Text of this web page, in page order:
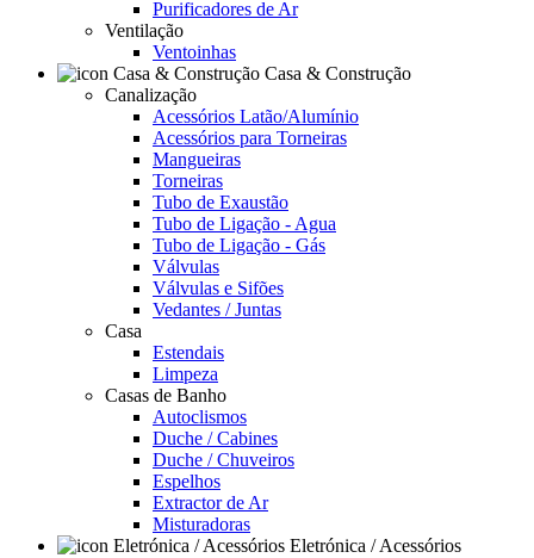
Purificadores de Ar
Ventilação
Ventoinhas
Casa & Construção
Canalização
Acessórios Latão/Alumínio
Acessórios para Torneiras
Mangueiras
Torneiras
Tubo de Exaustão
Tubo de Ligação - Agua
Tubo de Ligação - Gás
Válvulas
Válvulas e Sifões
Vedantes / Juntas
Casa
Estendais
Limpeza
Casas de Banho
Autoclismos
Duche / Cabines
Duche / Chuveiros
Espelhos
Extractor de Ar
Misturadoras
Eletrónica / Acessórios